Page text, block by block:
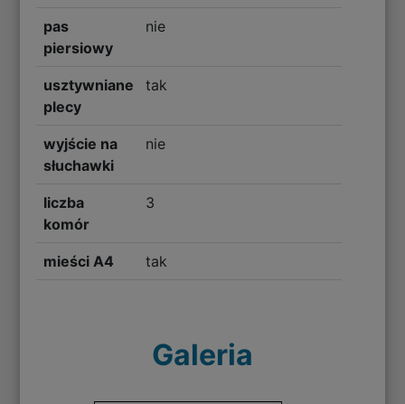
pas
piersiowy
nie
usztywniane
plecy
tak
wyjście na
słuchawki
nie
liczba
komór
3
mieści A4 tak
Galeria